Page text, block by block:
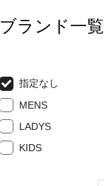
ブランド一覧
指定なし
MENS
LADYS
KIDS